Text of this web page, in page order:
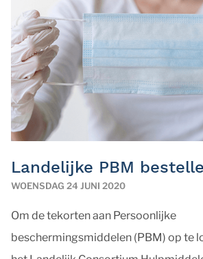
Landelijke PBM
WOENSDAG 24 JUNI 2020
Om de tekorten aan Persoonlijke
beschermingsmiddelen (PBM) op te